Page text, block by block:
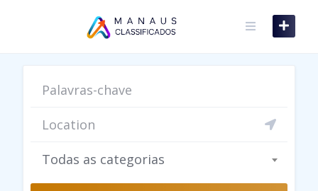
Todas as categorias